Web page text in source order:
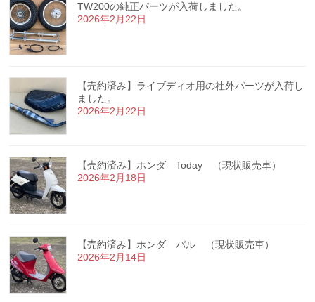
TW200の純正パーツが入荷しました。
2026年2月22日
【売約済み】ライブディオ用の社外パーツが入荷し
ました。
2026年2月22日
【売約済み】ホンダ Today （現状販売車）
2026年2月18日
【売約済み】ホンダ パル （現状販売車）
2026年2月14日